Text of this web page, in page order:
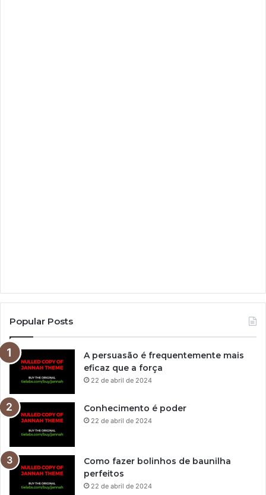
Popular Posts
A persuasão é frequentemente mais
eficaz que a força
22 de abril de 2024
Conhecimento é poder
22 de abril de 2024
Como fazer bolinhos de baunilha
perfeitos
22 de abril de 2024